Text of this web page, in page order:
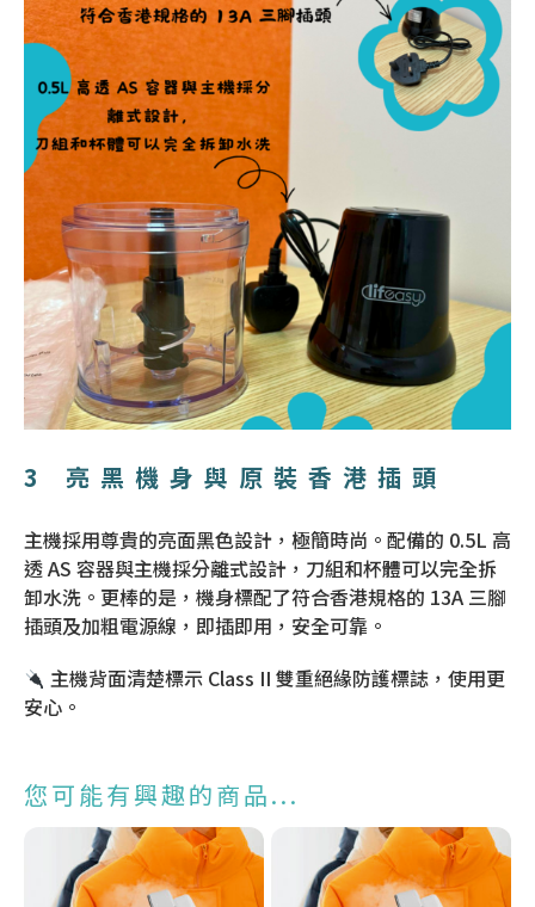
3 亮黑機身與原裝香港插頭
主機採用尊貴的亮面黑色設計，極簡時尚。配備的 0.5L 高
透 AS 容器與主機採分離式設計，刀組和杯體可以完全拆
卸水洗。更棒的是，機身標配了符合香港規格的 13A 三腳
插頭及加粗電源線，即插即用，安全可靠。
主機背面清楚標示 Class II 雙重絕緣防護標誌，使用更
安心。
您可能有興趣的商品...